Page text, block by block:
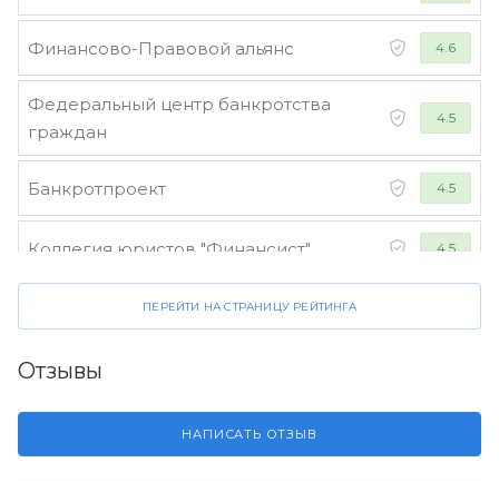
Финансово-Правовой альянс 4.6
Федеральный центр банкротства
граждан
4.5
Банкротпроект 4.5
Коллегия юристов "Финансист" 4.5
ПЕРЕЙТИ НА СТРАНИЦУ РЕЙТИНГА
Отзывы
НАПИСАТЬ ОТЗЫВ